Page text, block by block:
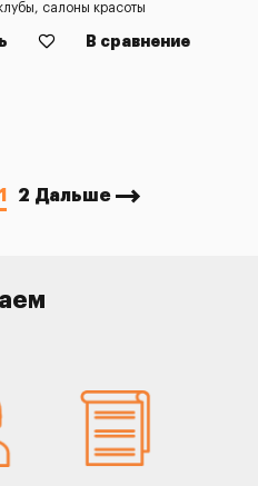
салоны красоты
В сравнение
1 2 Дальше